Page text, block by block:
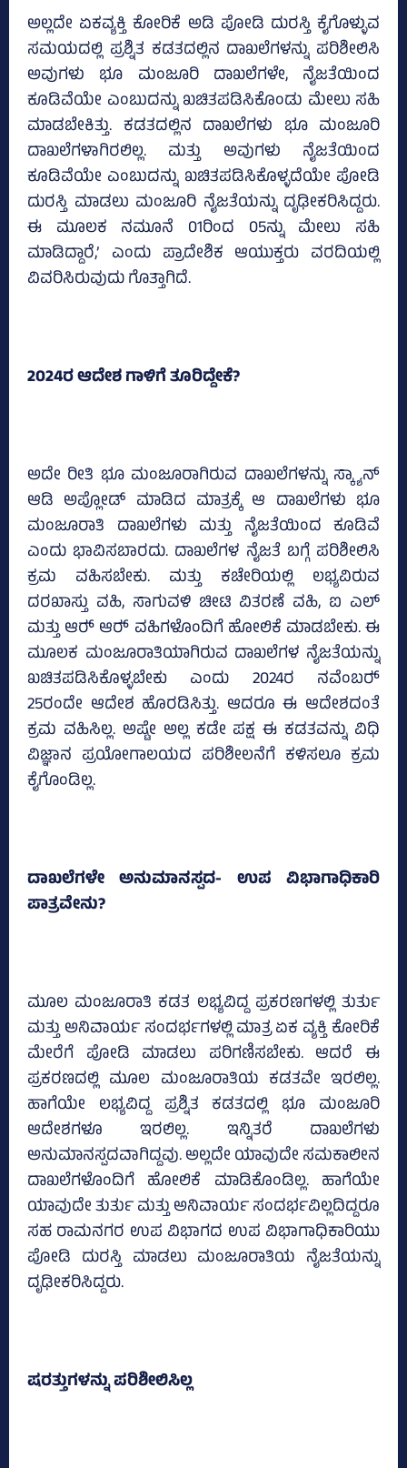
ಅಲ್ಲದೇ ಏಕವ್ಯಕ್ತಿ ಕೋರಿಕೆ ಅಡಿ ಪೋಡಿ ದುರಸ್ತಿ ಕೈಗೊಳ್ಳುವ
ಸಮಯದಲ್ಲಿ ಪ್ರಶ್ನಿತ ಕಡತದಲ್ಲಿನ ದಾಖಲೆಗಳನ್ನು ಪರಿಶೀಲಿಸಿ
ಅವುಗಳು ಭೂ ಮಂಜೂರಿ ದಾಖಲೆಗಳೇ, ನೈಜತೆಯಿಂದ
ಕೂಡಿವೆಯೇ ಎಂಬುದನ್ನು ಖಚಿತಪಡಿಸಿಕೊಂಡು ಮೇಲು ಸಹಿ
ಮಾಡಬೇಕಿತ್ತು. ಕಡತದಲ್ಲಿನ ದಾಖಲೆಗಳು ಭೂ ಮಂಜೂರಿ
ದಾಖಲೆಗಳಾಗಿರಲಿಲ್ಲ. ಮತ್ತು ಅವುಗಳು ನೈಜತೆಯಿಂದ
ಕೂಡಿವೆಯೇ ಎಂಬುದನ್ನು ಖಚಿತಪಡಿಸಿಕೊಳ್ಳದೆಯೇ ಪೋಡಿ
ದುರಸ್ತಿ ಮಾಡಲು ಮಂಜೂರಿ ನೈಜತೆಯನ್ನು ದೃಢೀಕರಿಸಿದ್ದರು.
ಈ ಮೂಲಕ ನಮೂನೆ 01ರಿಂದ 05ನ್ನು ಮೇಲು ಸಹಿ
ಮಾಡಿದ್ದಾರೆ,’ ಎಂದು ಪ್ರಾದೇಶಿಕ ಆಯುಕ್ತರು ವರದಿಯಲ್ಲಿ
ವಿವರಿಸಿರುವುದು ಗೊತ್ತಾಗಿದೆ.
2024ರ ಆದೇಶ ಗಾಳಿಗೆ ತೂರಿದ್ದೇಕೆ?
ಅದೇ ರೀತಿ ಭೂ ಮಂಜೂರಾಗಿರುವ ದಾಖಲೆಗಳನ್ನು ಸ್ಕ್ಯಾನ್
ಆಡಿ ಅಪ್ಲೋಡ್‌ ಮಾಡಿದ ಮಾತ್ರಕ್ಕೆ ಆ ದಾಖಲೆಗಳು ಭೂ
ಮಂಜೂರಾತಿ ದಾಖಲೆಗಳು ಮತ್ತು ನೈಜತೆಯಿಂದ ಕೂಡಿವೆ
ಎಂದು ಭಾವಿಸಬಾರದು. ದಾಖಲೆಗಳ ನೈಜತೆ ಬಗ್ಗೆ ಪರಿಶೀಲಿಸಿ
ಕ್ರಮ ವಹಿಸಬೇಕು. ಮತ್ತು ಕಚೇರಿಯಲ್ಲಿ ಲಭ್ಯವಿರುವ
ದರಖಾಸ್ತು ವಹಿ, ಸಾಗುವಳಿ ಚೀಟಿ ವಿತರಣೆ ವಹಿ, ಐ ಎಲ್‌
ಮತ್ತು ಆರ್‍‌ ಆರ್‍‌ ವಹಿಗಳೊಂದಿಗೆ ಹೋಲಿಕೆ ಮಾಡಬೇಕು. ಈ
ಮೂಲಕ ಮಂಜೂರಾತಿಯಾಗಿರುವ ದಾಖಲೆಗಳ ನೈಜತೆಯನ್ನು
ಖಚಿತಪಡಿಸಿಕೊಳ್ಳಬೇಕು ಎಂದು 2024ರ ನವೆಂಬರ್‍‌
25ರಂದೇ ಆದೇಶ ಹೊರಡಿಸಿತ್ತು. ಆದರೂ ಈ ಆದೇಶದಂತೆ
ಕ್ರಮ ವಹಿಸಿಲ್ಲ. ಅಷ್ಟೇ ಅಲ್ಲ ಕಡೇ ಪಕ್ಷ ಈ ಕಡತವನ್ನು ವಿಧಿ
ವಿಜ್ಞಾನ ಪ್ರಯೋಗಾಲಯದ ಪರಿಶೀಲನೆಗೆ ಕಳಿಸಲೂ ಕ್ರಮ
ಕೈಗೊಂಡಿಲ್ಲ.
ದಾಖಲೆಗಳೇ ಅನುಮಾನಸ್ಪದ- ಉಪ ವಿಭಾಗಾಧಿಕಾರಿ
ಪಾತ್ರವೇನು?
ಮೂಲ ಮಂಜೂರಾತಿ ಕಡತ ಲಭ್ಯವಿದ್ದ ಪ್ರಕರಣಗಳಲ್ಲಿ ತುರ್ತು
ಮತ್ತು ಅನಿವಾರ್ಯ ಸಂದರ್ಭಗಳಲ್ಲಿ ಮಾತ್ರ ಏಕ ವ್ಯಕ್ತಿ ಕೋರಿಕೆ
ಮೇರೆಗೆ ಪೋಡಿ ಮಾಡಲು ಪರಿಗಣಿಸಬೇಕು. ಆದರೆ ಈ
ಪ್ರಕರಣದಲ್ಲಿ ಮೂಲ ಮಂಜೂರಾತಿಯ ಕಡತವೇ ಇರಲಿಲ್ಲ.
ಹಾಗೆಯೇ ಲಭ್ಯವಿದ್ದ ಪ್ರಶ್ನಿತ ಕಡತದಲ್ಲಿ ಭೂ ಮಂಜೂರಿ
ಆದೇಶಗಳೂ ಇರಲಿಲ್ಲ. ಇನ್ನಿತರೆ ದಾಖಲೆಗಳು
ಅನುಮಾನಸ್ಪದವಾಗಿದ್ದವು. ಅಲ್ಲದೇ ಯಾವುದೇ ಸಮಕಾಲೀನ
ದಾಖಲೆಗಳೊಂದಿಗೆ ಹೋಲಿಕೆ ಮಾಡಿಕೊಂಡಿಲ್ಲ. ಹಾಗೆಯೇ
ಯಾವುದೇ ತುರ್ತು ಮತ್ತು ಅನಿವಾರ್ಯ ಸಂದರ್ಭವಿಲ್ಲದಿದ್ದರೂ
ಸಹ ರಾಮನಗರ ಉಪ ವಿಭಾಗದ ಉಪ ವಿಭಾಗಾಧಿಕಾರಿಯು
ಪೋಡಿ ದುರಸ್ತಿ ಮಾಡಲು ಮಂಜೂರಾತಿಯ ನೈಜತೆಯನ್ನು
ದೃಢೀಕರಿಸಿದ್ದರು.
ಷರತ್ತುಗಳನ್ನು ಪರಿಶೀಲಿಸಿಲ್ಲ